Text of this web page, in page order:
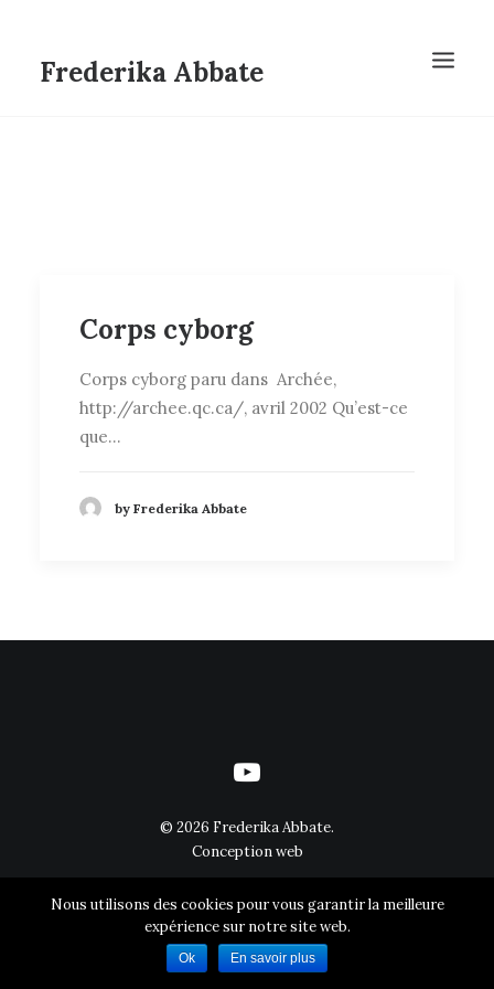
Frederika Abbate
Corps cyborg
Corps cyborg paru dans Archée,
http://archee.qc.ca/, avril 2002 Qu’est-ce
que…
by Frederika Abbate
© 2026 Frederika Abbate.
Conception web
Nous utilisons des cookies pour vous garantir la meilleure
expérience sur notre site web.
Ok En savoir plus